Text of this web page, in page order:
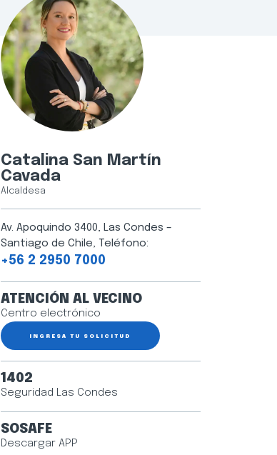
Catalina San Martín
Cavada
Alcaldesa
Av. Apoquindo 3400, Las Condes –
Santiago de Chile, Teléfono:
+56 2 2950 7000
ATENCIÓN AL VECINO
Centro electrónico
INGRESA TU SOLICITUD
1402
Seguridad Las Condes
SOSAFE
Descargar APP